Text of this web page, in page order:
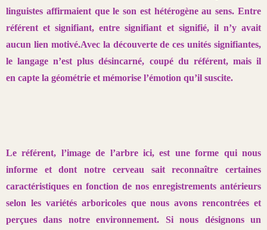
linguistes affirmaient quele son est hétérogène au sens. Entre
référent et signifiant, entre signifiant et signifié, il n’y avait
aucun lien motivé.Avec la découverte de ces unités signifiantes,
le langage n’est plus désincarné, coupé du référent, mais il
en capte la géométrie et mémorise l’émotion qu’il suscite.
Le référent, l’image de l’arbre ici, est une forme qui nous
informe etdont notre cerveau sait reconnaître certaines
caractéristiques en fonction de nos enregistrements antérieurs
selon les variétés arboricoles que nousavons rencontrées et
perçues dans notre environnement. Si nous désignons un